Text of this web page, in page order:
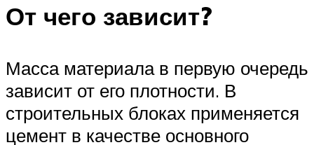
От чего зависит?
Масса материала в первую очередь
зависит от его плотности. В
строительных блоках применяется
цемент в качестве основного